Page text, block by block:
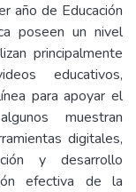
año de Educación
poseen un nivel
principalmente
educativos,
para apoyar el
muestran
digitales,
y desarrollo
efectiva de la